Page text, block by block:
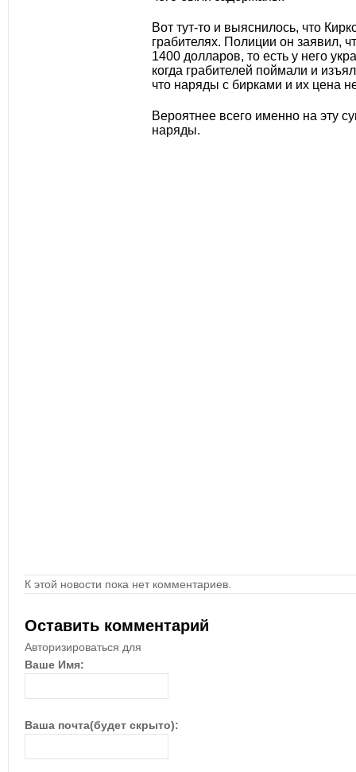
Вот тут-то и выяснилось, что
грабителях. Полиции он заявил,
1400 долларов, то есть у него
когда грабителей поймали и
что наряды с бирками и их цена
Вероятнее всего именно на эту
наряды.
К этой новости пока нет комментариев.
Оставить комментарий
Авторизироваться для
Ваше Имя:
Ваша почта(будет скрыто):